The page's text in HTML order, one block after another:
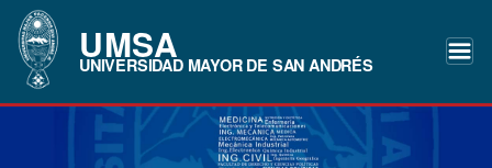
UMSA
UNIVERSIDAD MAYOR DE SAN ANDRÉS